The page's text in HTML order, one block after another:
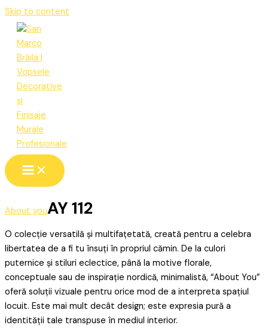
Skip to content
About youAY 112
O colecție versatilă și multifațetată, creată pentru a celebra
libertatea de a fi tu însuți în propriul cămin. De la culori
puternice și stiluri eclectice, până la motive florale,
conceptuale sau de inspirație nordică, minimalistă, “About You”
oferă soluții vizuale pentru orice mod de a interpreta spațiul
locuit. Este mai mult decât design; este expresia pură a
identității tale transpuse în mediul interior.